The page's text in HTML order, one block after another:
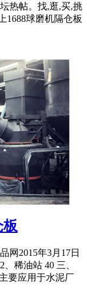
热帖。找,逛,买,挑
1688球磨机隔仓板
网2015年3月17日
稀油站 40 三、
要应用于水泥厂